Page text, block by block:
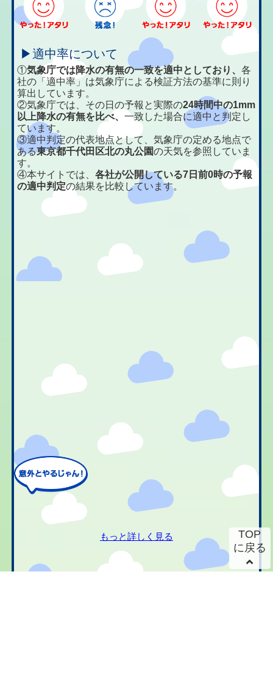
▶適中率について
①気象庁では降水の有無の一致を適中としており、各
社の「適中率」は気象庁による検証方法の基準に則り
算出しています。
②気象庁では、その日の予報と実際の24時間中の1mm
以上降水の有無を比べ、一致した場合に適中と判定し
ています。
③適中判定の代表地点として、気象庁の定める地点で
ある東京都千代田区北の丸公園の天気を参照していま
す。
④本サイトでは、各社が公開している7日前0時の予報
の適中判定の結果を比較しています。
もっと詳しく見る
TOP
に戻る